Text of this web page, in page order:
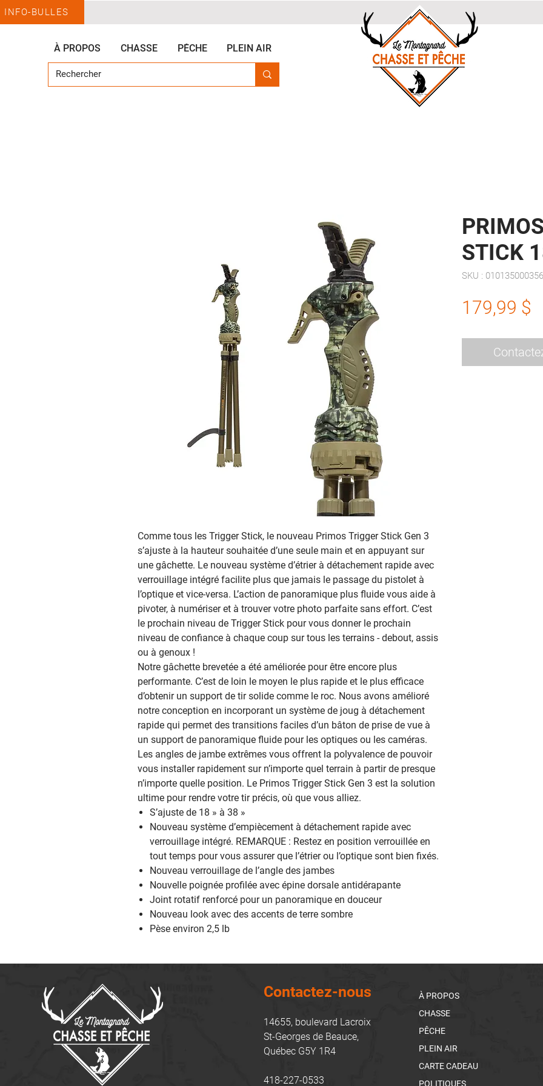
INFO-BULLES
À PROPOS CHASSE PÊCHE PLEIN AIR
Comme tous les Trigger Stick, le nouveau Primos Trigger Stick Gen 3
s’ajuste à la hauteur souhaitée d’une seule main et en appuyant sur
une gâchette. Le nouveau système d’étrier à détachement rapide avec
verrouillage intégré facilite plus que jamais le passage du pistolet à
l’optique et vice-versa. L’action de panoramique plus fluide vous aide à
pivoter, à numériser et à trouver votre photo parfaite sans effort. C’est
le prochain niveau de Trigger Stick pour vous donner le prochain
niveau de confiance à chaque coup sur tous les terrains - debout, assis
ou à genoux !
Notre gâchette brevetée a été améliorée pour être encore plus
performante. C’est de loin le moyen le plus rapide et le plus efficace
d’obtenir un support de tir solide comme le roc. Nous avons amélioré
notre conception en incorporant un système de joug à détachement
rapide qui permet des transitions faciles d’un bâton de prise de vue à
un support de panoramique fluide pour les optiques ou les caméras.
Les angles de jambe extrêmes vous offrent la polyvalence de pouvoir
vous installer rapidement sur n’importe quel terrain à partir de presque
n’importe quelle position. Le Primos Trigger Stick Gen 3 est la solution
ultime pour rendre votre tir précis, où que vous alliez.
S’ajuste de 18 » à 38 »
Nouveau système d’empiècement à détachement rapide avec
verrouillage intégré. REMARQUE : Restez en position verrouillée en
tout temps pour vous assurer que l’étrier ou l’optique sont bien fixés.
Nouveau verrouillage de l’angle des jambes
Nouvelle poignée profilée avec épine dorsale antidérapante
Joint rotatif renforcé pour un panoramique en douceur
Nouveau look avec des accents de terre sombre
Pèse environ 2,5 lb
STICK
SKU : 010135000356
179,99 $
Contactez-nous
14655, boulevard Lacroix
St-Georges de Beauce,
Québec G5Y 1R4
418-227-0533
À PROPOS
CHASSE
PÊCHE
PLEIN AIR
CARTE CADEAU
POLITIQUES